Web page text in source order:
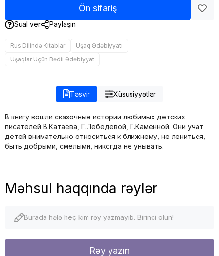
Ön sifariş
Sual ver Paylaşın
Rus Dilində Kitablar
Uşaq Ədəbiyyatı
Uşaqlar Üçün Bədii Ədəbiyyat
Təsvir Xüsusiyyətlər
В книгу вошли сказочные истории любимых детских
писателей В.Катаева, Г.Лебедевой, Г.Каменной. Они учат
детей внимательно относиться к ближнему, не лениться,
быть добрыми, смелыми, никогда не унывать.
Məhsul haqqında rəylər
Burada hələ heç kim rəy yazmayıb. Birinci olun!
Rəy yazın